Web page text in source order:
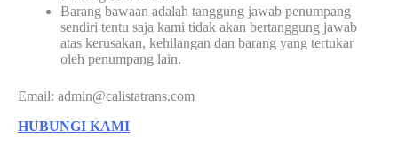
Barang bawaan adalah tanggung jawab penumpang
sendiri tentu saja kami tidak akan bertanggung jawab
atas kerusakan, kehilangan dan barang yang tertukar
oleh penumpang lain.
Email: admin@calistatrans.com
HUBUNGI KAMI